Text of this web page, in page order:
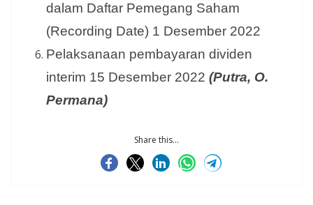
dalam Daftar Pemegang Saham
(Recording Date) 1 Desember 2022
Pelaksanaan pembayaran dividen
interim 15 Desember 2022 (Putra, O.
Permana)
Share this...